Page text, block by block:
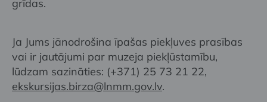
grīdas.
Ja Jums jānodrošina īpašas piekļuves prasības
vai ir jautājumi par muzeja piekļūstamību,
lūdzam sazināties: (+371) 25 73 21 22,
ekskursijas.birza@lnmm.gov.lv.